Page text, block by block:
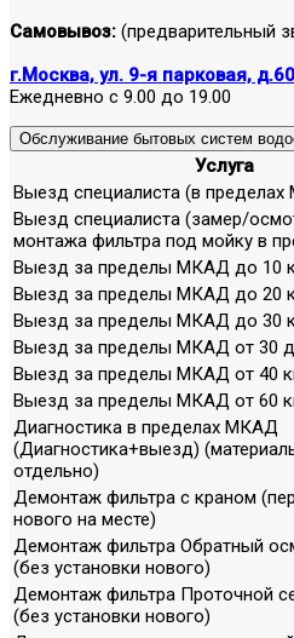
Самовывоз: (предварительный
г.Москва, ул. 9-я парковая, д.60
Ежедневно с 9.00 до 19.00
Обслуживание бытовых систем
Услуга
Выезд специалиста (в
Выезд специалиста (замер/
монтажа фильтра под мойку в
Выезд за пределы МКАД до 10
Выезд за пределы МКАД до 20
Выезд за пределы МКАД до 30
Выезд за пределы МКАД от 30
Выезд за пределы МКАД от 40
Выезд за пределы МКАД от 60
Диагностика в пределах МКАД
(Диагностика+выезд)
отдельно)
Демонтаж фильтра с краном
нового на месте)
Демонтаж фильтра Обратный
(без установки нового)
Демонтаж фильтра Проточной
(без установки нового)